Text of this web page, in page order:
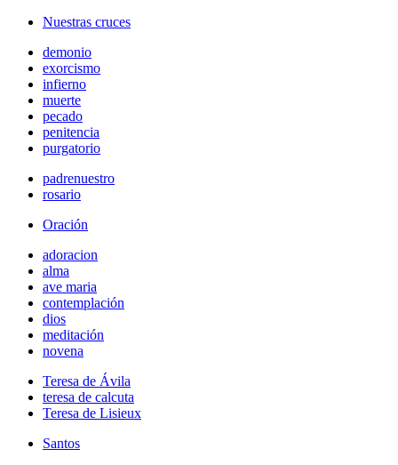
Nuestras cruces
demonio
exorcismo
infierno
muerte
pecado
penitencia
purgatorio
padrenuestro
rosario
Oración
adoracion
alma
ave maria
contemplación
dios
meditación
novena
Teresa de Ávila
teresa de calcuta
Teresa de Lisieux
Santos